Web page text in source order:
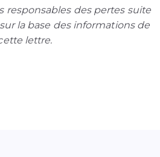
responsables des pertes suite
la base des informations de
lettre.